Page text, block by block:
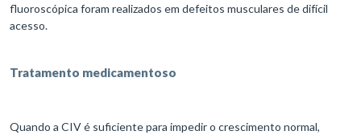
fluoroscópica foram realizados em defeitos musculares de difícil
acesso.
Tratamento medicamentoso
Quando a CIV é suficiente para impedir o crescimento normal,